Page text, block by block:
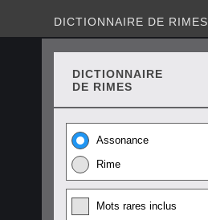
DICTIONNAIRE DE RIMES
DICTIONNAIRE
DE RIMES
Assonance
Rime
Mots rares inclus